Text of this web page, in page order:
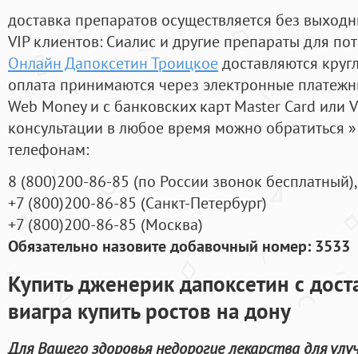
доставка препаратов осуществляется без
VIP клиентов: Сиалис и другие препараты для
Онлайн Дапоксетин Троицкоедоставляются
оплата принимаются через электронные
Web Money и с банковских карт Master Card или
консультации в любое время можно обратиться
телефонам:
8 (800)200-86-85 (по России звонок бесплатный),
+7 (800)200-86-85 (Санкт-Петербург)
+7 (800)200-86-85 (Москва)
Обязательно назовите добавочный номер: 3533
Купить дженерик дапоксетин с
виагра купить ростов на дону
Для Вашего здоровья недорогие лекарства для